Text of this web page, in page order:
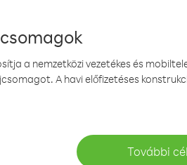
a nemzetközi vezetékes és
A havi előfizetéses
További